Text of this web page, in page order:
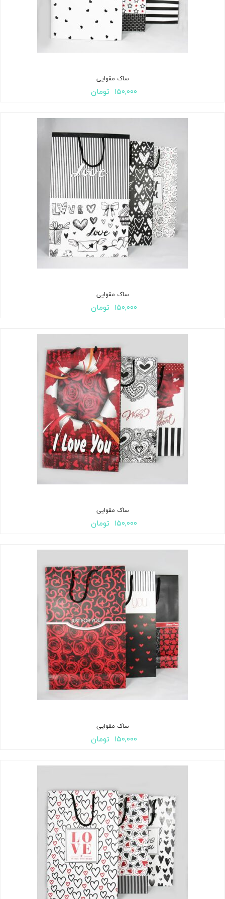
ساک مقوایی
۱۵۰,۰۰۰ تومان
ساک مقوایی
۱۵۰,۰۰۰ تومان
ساک مقوایی
۱۵۰,۰۰۰ تومان
ساک مقوایی
۱۵۰,۰۰۰ تومان